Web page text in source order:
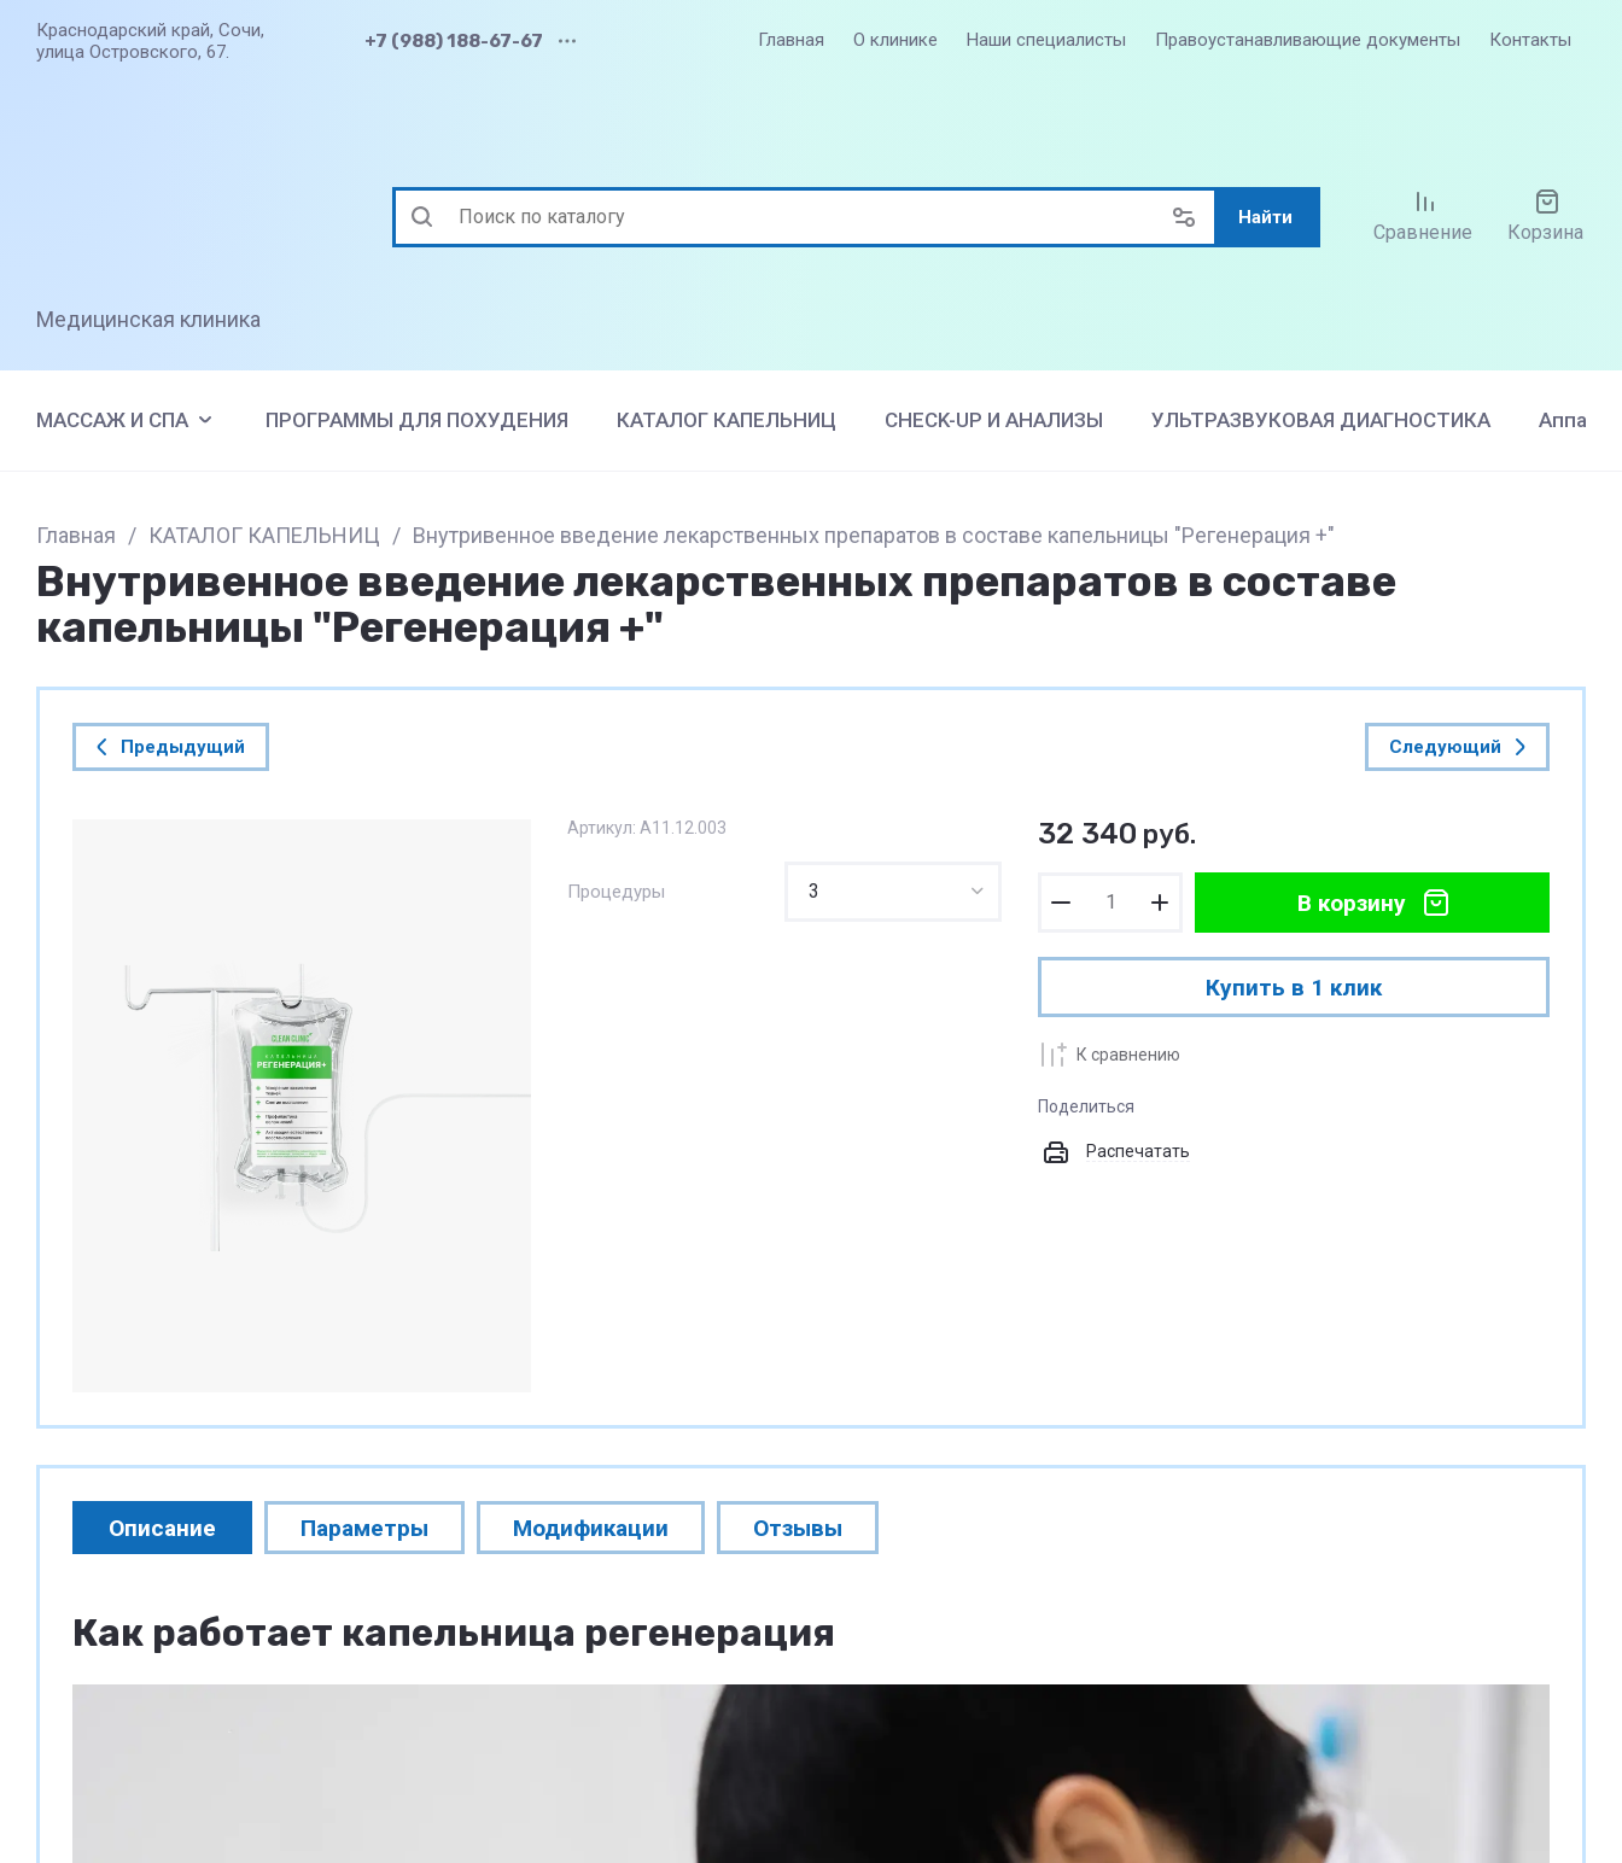
Краснодарский край, Сочи,
улица Островского, 67.
+7 (988) 188-67-67 Главная О клинике Наши специалисты Правоустанавливающие документы Контакты
Медицинская клиника
Найти
Сравнение Корзина
МАССАЖ И СПА ПРОГРАММЫ ДЛЯ ПОХУДЕНИЯ КАТАЛОГ КАПЕЛЬНИЦ CHECK-UP И АНАЛИЗЫ УЛЬТРАЗВУКОВАЯ ДИАГНОСТИКА
Главная / КАТАЛОГ КАПЕЛЬНИЦ / Внутривенное введение лекарственных препаратов в составе капельницы "Регенерация +"
Внутривенное введение лекарственных препаратов в составе
капельницы "Регенерация +"
Предыдущий Следующий
Артикул: A11.12.003
Процедуры
32 340 руб.
В корзину
Купить в 1 клик
К сравнению
Поделиться
Распечатать
Описание Параметры Модификации Отзывы
Как работает капельница регенерация